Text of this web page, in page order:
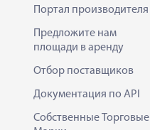
Портал производителя
Предложите нам
площади в аренду
Отбор поставщиков
Документация по API
Собственные Торговые